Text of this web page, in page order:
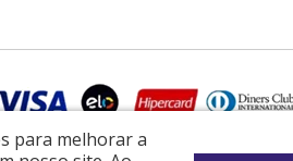
para melhorar a